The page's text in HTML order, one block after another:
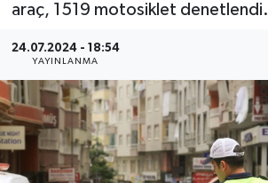
araç, 1519 motosiklet denetlendi.
24.07.2024 - 18:54
YAYINLANMA
KÜLTÜR-SANAT
SAĞLIK-YAŞAM
Son Dakika Haberleri
Haber Arşivi